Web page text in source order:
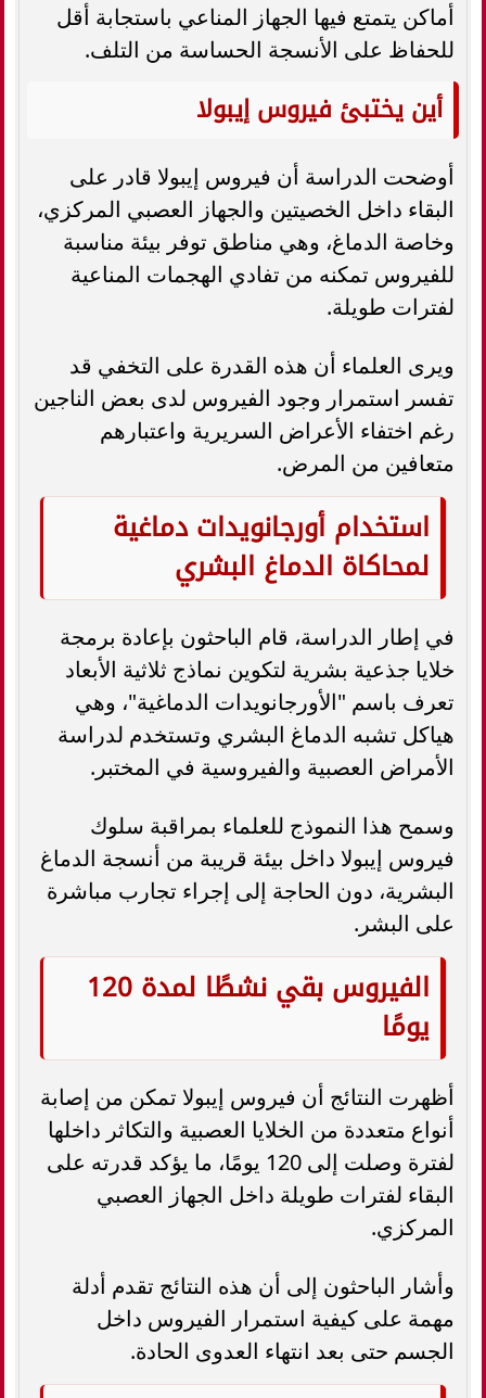
أماكن يتمتع فيها الجهاز المناعي باستجابة أقل
للحفاظ على الأنسجة الحساسة من التلف.
أين يختبئ فيروس إيبولا
أوضحت الدراسة أن فيروس إيبولا قادر على
البقاء داخل الخصيتين والجهاز العصبي المركزي،
وخاصة الدماغ، وهي مناطق توفر بيئة مناسبة
للفيروس تمكنه من تفادي الهجمات المناعية
لفترات طويلة.
ويرى العلماء أن هذه القدرة على التخفي قد
تفسر استمرار وجود الفيروس لدى بعض الناجين
رغم اختفاء الأعراض السريرية واعتبارهم
متعافين من المرض.
استخدام أورجانويدات دماغية
لمحاكاة الدماغ البشري
في إطار الدراسة، قام الباحثون بإعادة برمجة
خلايا جذعية بشرية لتكوين نماذج ثلاثية الأبعاد
تعرف باسم "الأورجانويدات الدماغية"، وهي
هياكل تشبه الدماغ البشري وتستخدم لدراسة
الأمراض العصبية والفيروسية في المختبر.
وسمح هذا النموذج للعلماء بمراقبة سلوك
فيروس إيبولا داخل بيئة قريبة من أنسجة الدماغ
البشرية، دون الحاجة إلى إجراء تجارب مباشرة
على البشر.
الفيروس بقي نشطًا لمدة 120
يومًا
أظهرت النتائج أن فيروس إيبولا تمكن من إصابة
أنواع متعددة من الخلايا العصبية والتكاثر داخلها
لفترة وصلت إلى 120 يومًا، ما يؤكد قدرته على
البقاء لفترات طويلة داخل الجهاز العصبي
المركزي.
وأشار الباحثون إلى أن هذه النتائج تقدم أدلة
مهمة على كيفية استمرار الفيروس داخل
الجسم حتى بعد انتهاء العدوى الحادة.